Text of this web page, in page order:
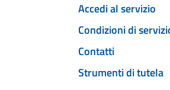
Accedi al servizio
Condizioni di
Contatti
Strumenti di tutela